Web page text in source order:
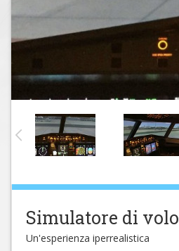
Simulatore di volo
Un'esperienza iperrealistica